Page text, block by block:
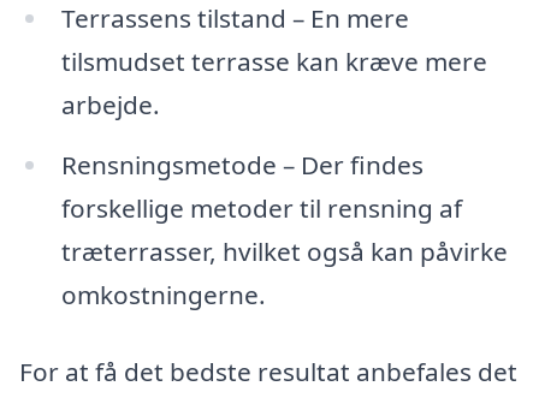
Terrassens tilstand – En mere
tilsmudset terrasse kan kræve mere
arbejde.
Rensningsmetode – Der findes
forskellige metoder til rensning af
træterrasser, hvilket også kan påvirke
omkostningerne.
For at få det bedste resultat anbefales det